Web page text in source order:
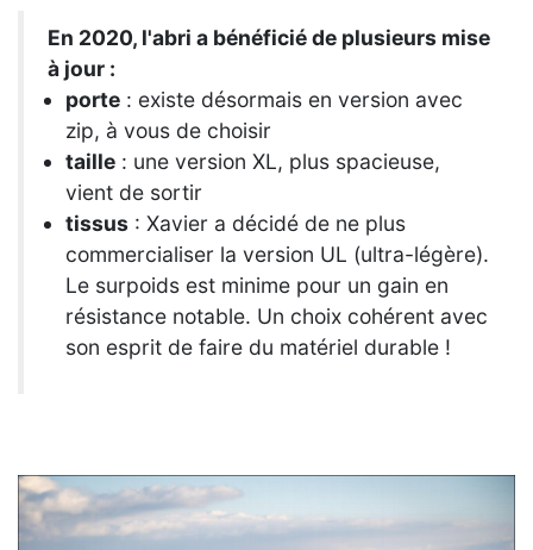
En 2020, l'abri a bénéficié de plusieurs mise
à jour :
porte : existe désormais en version avec
zip, à vous de choisir
taille : une version XL, plus spacieuse,
vient de sortir
tissus : Xavier a décidé de ne plus
commercialiser la version UL (ultra-légère).
Le surpoids est minime pour un gain en
résistance notable. Un choix cohérent avec
son esprit de faire du matériel durable !